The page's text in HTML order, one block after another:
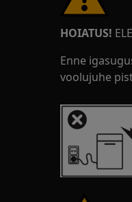
HOIATUS!
Enne
voolujuhe